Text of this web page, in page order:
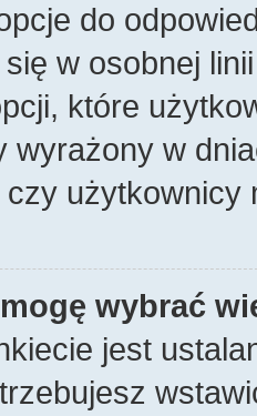
do
w osobnej
które
wyrażony w
użytkownicy
wybrać
jest